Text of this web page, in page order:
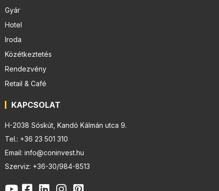
Gyár
Hotel
Iroda
Közétkeztetés
Rendezvény
Retail & Café
KAPCSOLAT
H-2038 Sóskút, Kandó Kálmán utca 9.
Tel.: +36 23 501 310
Email: info@coninvest.hu
Szerviz: +36-30/984-8513